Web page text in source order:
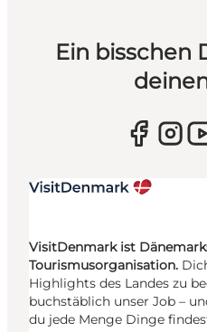
Ein bisschen
VisitDenmark ist
Tourismusorganisation.
Highlights des Landes zu
buchstäblich unser Job –
du jede Menge Dinge